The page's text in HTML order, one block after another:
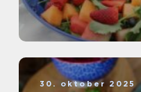
30. oktober 2025